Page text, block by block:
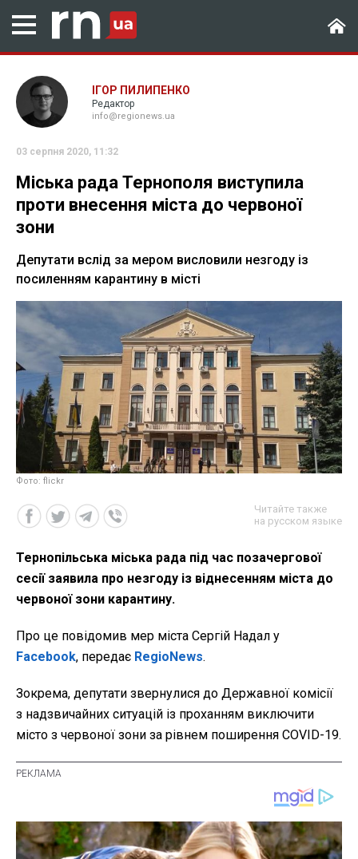
ІГОР ПИЛИПЕНКО
Редактор
info@regionews.ua
03 серпня 2020, 11:32
Міська рада Тернополя виступила
проти внесення міста до червоної
зони
Депутати вслід за мером висловили незгоду із
посиленням карантину в місті
Фото: flickr
Читайте также
на русском языке
Тернопільська міська рада під час позачергової
сесії заявила про незгоду із віднесенням міста до
червоної зони карантину.
Про це повідомив мер міста Сергій Надал у
Facebook, передає RegioNews.
Зокрема, депутати звернулися до Державної комісії
з надзвичайних ситуацій із проханням виключити
місто з червоної зони за рівнем поширення COVID-19.